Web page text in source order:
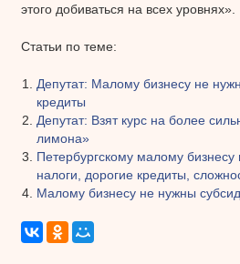
этого добиваться на всех уровнях».
Статьи по теме:
Депутат: Малому бизнесу не
кредиты
Депутат: Взят курс на более
лимона»
Петербургскому малому
налоги, дорогие кредиты,
Малому бизнесу не нужны